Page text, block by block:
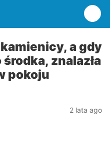
kamienicy, a gdy
znalazła
pokoju
2 lata ago